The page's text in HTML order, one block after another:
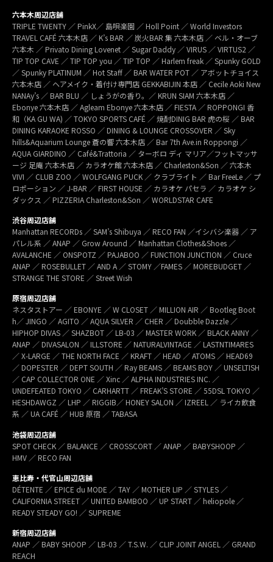
六本木周辺店舗
TRIPLE TWENTY ／ PinkX／ 島唄楽園 ／ Holl Point ／ World Investors
TRAVEL CAFÉ 六本木店 ／ K’s BAR ／ 炭火BAR 集 六本木店 ／ ベル・オーブ
六本木 ／ Privato Dining Lovenet ／ Sugar Daddy ／ VIRUS ／ VIRTUS2 ／
TIP TOP CAVE ／ TIP TOP you ／ TIP TOP ／ Harlem freak ／ Spunky GOLD
／ Spunky PLATINUM ／ Hot Staff ／ BAR WATER POT ／ アボットチョイス
六本木店 ／ ヘアメイク・着付け専門店 GEKKABIJIN 本店 ／ Cecile Aoki New
NANAy’s ／ BAR BLU ／ しょうがの香り。／ KRUN SIAM 六本木店 ／
Ebonye 六本木店 ／ Agleam Ebonye 六本木店 ／ FIESTA ／ ROPPONGI 香
和（KA GU WA) ／ TOKYO SPORTS CAFÉ ／ 焼酎DINIG BAR 虎の桜 ／ BAR
DINING KARAOKE ROSSO ／ DINING & LOUNGE CROSSOVER ／ Sky
hills&Aquarium Lounge 蒼の響 六本木店 ／ Bar 7th Ave.in Roppongi ／
AQUA GIARDINO ／ Café&Trattoria ／ ターボロ ディ マリア／フットマッサ
ージ 足庵 六本木店 ／ カラオケ館 六本木店 ／ Charleston&Son ／ 六本木
VIVI ／ CLUB ZOO ／ WOLFGANG PUCK ／ クラブライト ／ Bar FreeLe ／ プ
ロポーション ／ J-BAR ／ FIRST HOUSE ／ カラオケ パセラ ／ カラオケ シ
ダックス ／ PIZZERIA Charleston&Son ／ WORLDSTAR CAFE
渋谷周辺店舗
Manhattan RECORDs ／ SAM’s Shibuya ／ RECO FAN ／イシバシ楽器 ／ ア
パレル系 ／ ANAP ／ Grow Around ／ Manhattan Clothes&Shoes ／
AVALANCHE ／ ONSPOTZ ／ PAJABOO ／ FUNCTION JUNCTION ／ Cruce
ANAP ／ ROSEBULLET ／ AND A ／ STOMY ／FAMES ／ MOREBUDGET ／
STRANGE THE STORE ／ Street Wish
原宿周辺店舗
ネスタストアー ／ EBONYE ／ W CLOSET ／ MILLION AIR ／ Bootleg Boot
h／ JINGO ／ AGITO ／ AQUA SILVER ／ CHER ／ Doubble Dazzle ／
HIPHOP DIVAS ／ SHAZBOT ／ LB-03 ／ MASTER WORK ／ BLACK ANNY ／
ANAP ／ DIVASALON ／ ILLSTORE ／ NATURALVINTAGE ／ LASTNTIMARES
／ X-LARGE ／ THE NORTH FACE ／ KRAFT ／ HEAD ／ ATOMS ／ HEAD69
／ DOPESTER ／ DEPT SOUTH ／ Ray BEAMS ／ BEAMS BOY ／ UNSELTISH
／ CAP COLLECTOR ONE ／ Xinc ／ ALPHA INDUSTRIES INC. ／
UNDEFEATED TOKYO ／ CARHARTT ／ FREAK’S STORE ／ 55DSL TOKYO ／
HESHDAWGZ ／ LHP ／ RIGGIB／ HONEY SALON ／ IZREEL ／ ライカ飲食
系 ／ UA CAFÉ ／ HUB 原宿 ／ TABASA
池袋周辺店舗
SPOT CHECK ／ BALANCE ／ CROSSCORT ／ ANAP ／ BABYSHOOP ／
HMV ／ RECO FAN
恵比寿・代官山周辺店舗
DÉTENTE ／ EPICE du MODE ／ TAY ／ MOTHER LIP ／ STYLES ／
CALIFORNIA STREET ／ UNITED BAMBOO ／ UP START ／ heliopole ／
READY STEADY GO! ／ SUPREME
新宿周辺店舗
ANAP ／ BABY SHOOP ／ LB-03 ／ T.S.W. ／ CLIP JOINT ANGEL ／ GRAND
REACH